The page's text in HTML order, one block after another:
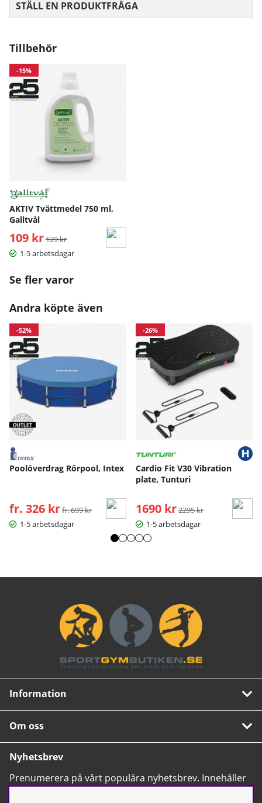
STÄLL EN PRODUKTFRÅGA
Tillbehör
-15%
AKTIV Tvättmedel 750 ml,
Galltvål
109 kr Ordinarie pris:
129 kr
1-5 arbetsdagar
Se fler varor
Andra köpte även
-52%
Poolöverdrag Rörpool, Intex
fr. 326 kr Ordinarie pris:
fr. 699 kr
1-5 arbetsdagar
-26%
Cardio Fit V30 Vibration
plate, Tunturi
1690 kr Ordinarie pris:
2295 kr
1-5 arbetsdagar
Information
Om oss
Nyhetsbrev
Prenumerera på vårt populära nyhetsbrev. Innehåller
tips, nyheter och våra allra bästa erbjudanden.